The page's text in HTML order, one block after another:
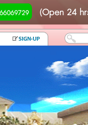
(Open 24